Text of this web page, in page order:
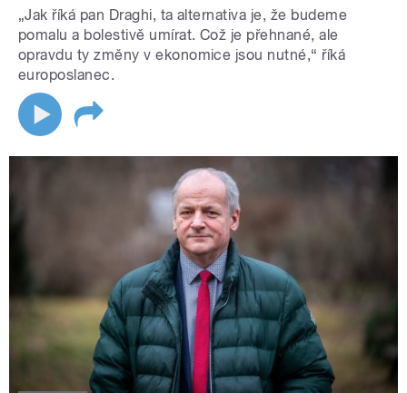
„Jak říká pan Draghi, ta alternativa je, že budeme
pomalu a bolestivě umírat. Což je přehnané, ale
opravdu ty změny v ekonomice jsou nutné,“ říká
europoslanec.